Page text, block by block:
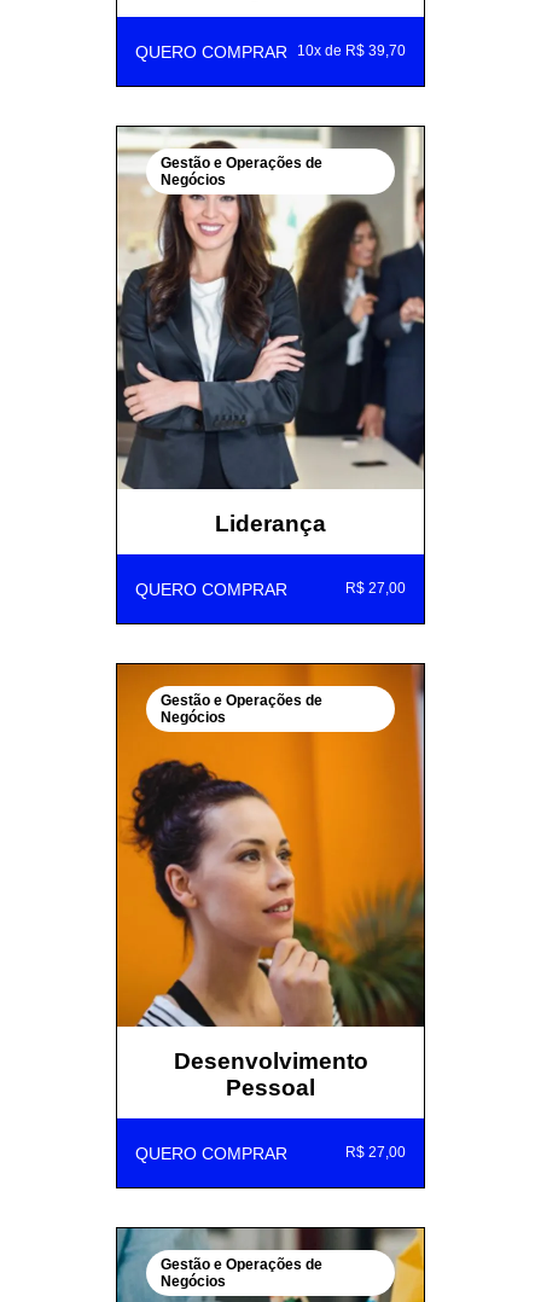
QUERO COMPRAR 10x de R$ 39,70
Gestão e Operações de
Negócios
Liderança
QUERO COMPRAR R$ 27,00
Gestão e Operações de
Negócios
Desenvolvimento
Pessoal
QUERO COMPRAR R$ 27,00
Gestão e Operações de
Negócios